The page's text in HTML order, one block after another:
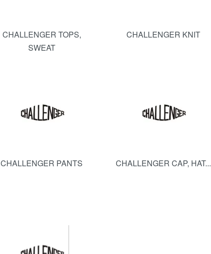
CHALLENGER TOPS,
SWEAT
CHALLENGER KNIT
CHALLENGER PANTS CHALLENGER CAP, HAT...